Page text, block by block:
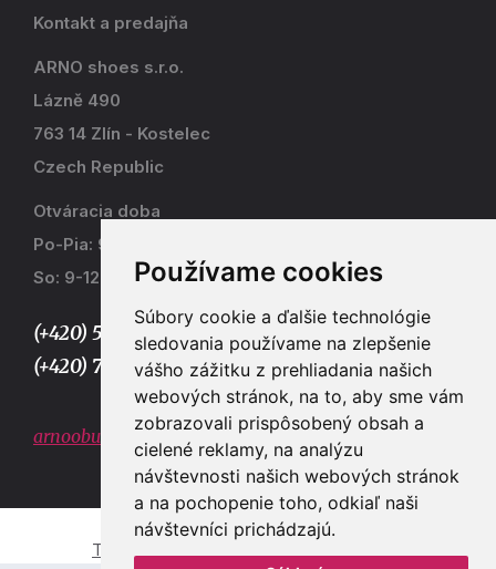
Používame cookies
Súbory cookie a ďalšie technológie
sledovania používame na zlepšenie
vášho zážitku z prehliadania našich
webových stránok, na to, aby sme vám
zobrazovali prispôsobený obsah a
cielené reklamy, na analýzu
návštevnosti našich webových stránok
a na pochopenie toho, odkiaľ naši
návštevníci prichádzajú.
Kontakt a predajňa
ARNO shoes s.r.o.
Lázně 490
763 14 Zlín - Kostelec
Czech Republic
Otváracia doba
Po-Pia: 9-17
So: 9-12
(+420) 577 915 036,
(+420) 773 667 390
arnoobuv@gmail.com
Tvorba e-shopů a webových stránek Zlín